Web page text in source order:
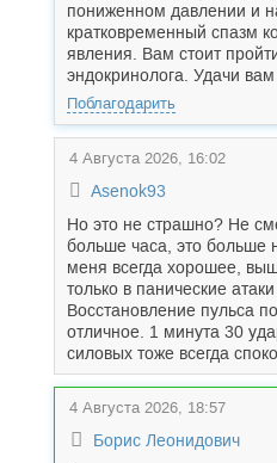
пониженном давлении и
кратковременный спазм
явления. Вам стоит
эндокринолога. Удачи
Поблагодарить
4 Августа 2026, 16:02
Asenok93
Но это не страшно? Не
больше часа, это больше
меня всегда хорошее,
только в панические
Восстановление пульса
отличное. 1 минута 30
силовых тоже всегда
4 Августа 2026, 18:57
Борис Леонидович